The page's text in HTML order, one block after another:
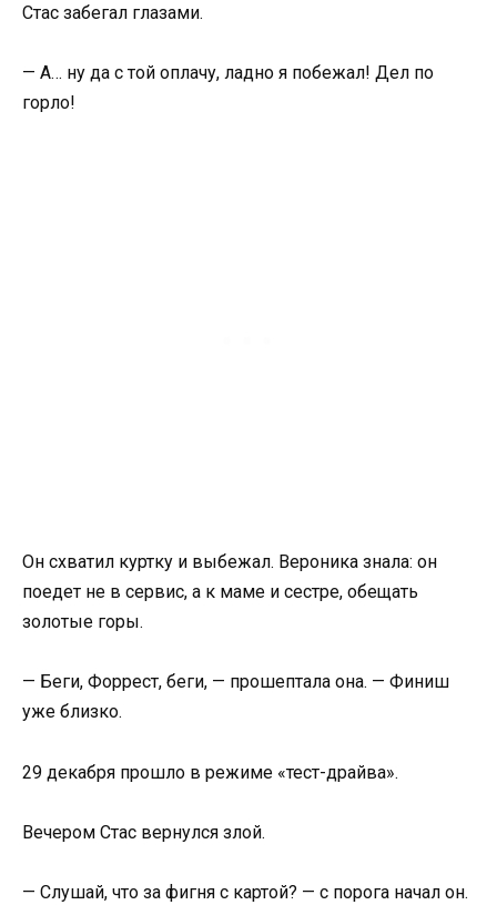
Стас забегал глазами.
— А… ну да с той оплачу, ладно я побежал! Дел по
горло!
Он схватил куртку и выбежал. Вероника знала: он
поедет не в сервис, а к маме и сестре, обещать
золотые горы.
— Беги, Форрест, беги, — прошептала она. — Финиш
уже близко.
29 декабря прошло в режиме «тест-драйва».
Вечером Стас вернулся злой.
— Слушай, что за фигня с картой? — с порога начал он.